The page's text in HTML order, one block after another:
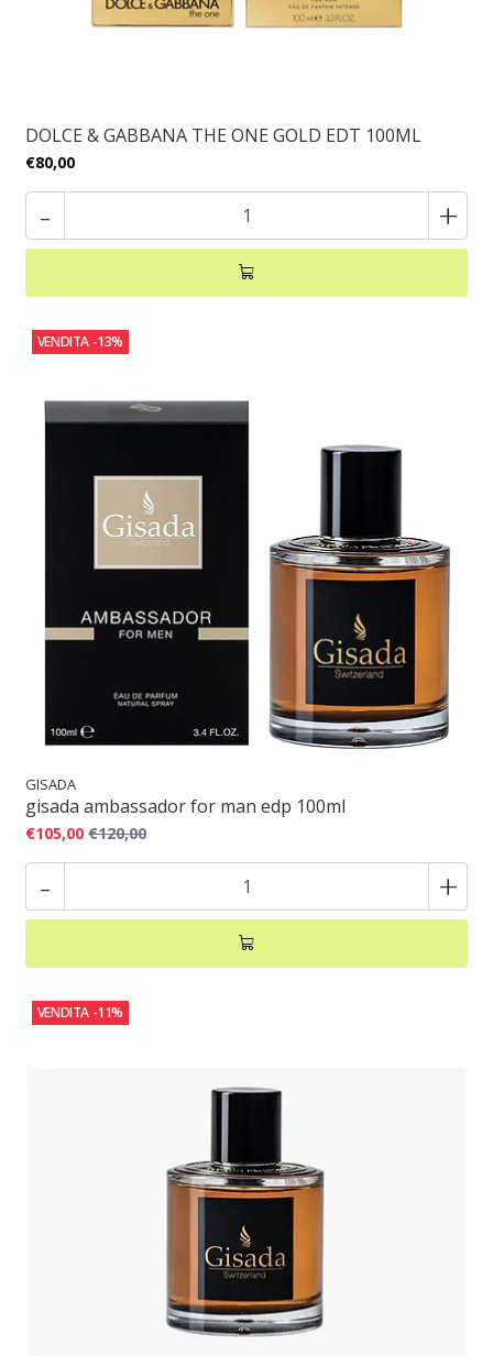
DOLCE & GABBANA THE ONE GOLD EDT 100ML
€80,00
- +
VENDITA -13%
GISADA
gisada ambassador for man edp 100ml
€105,00 €120,00
- +
VENDITA -11%